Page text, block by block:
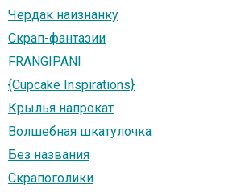
Чердак наизнанку
Скрап-фантазии
FRANGIPANI
{Cupcake Inspirations}
Крылья напрокат
Волшебная шкатулочка
Без названия
Скрапоголики